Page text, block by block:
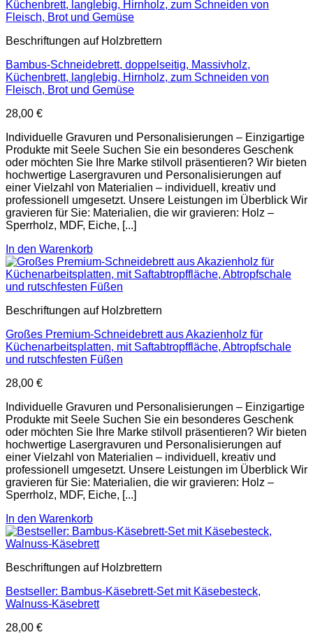
Beschriftungen auf Holzbrettern
Bambus-Schneidebrett, doppelseitig, Massivholz,
Küchenbrett, langlebig, Hirnholz, zum Schneiden von
Fleisch, Brot und Gemüse
28,00 €
Individuelle Gravuren und Personalisierungen – Einzigartige
Produkte mit Seele Suchen Sie ein besonderes Geschenk
oder möchten Sie Ihre Marke stilvoll präsentieren? Wir bieten
hochwertige Lasergravuren und Personalisierungen auf
einer Vielzahl von Materialien – individuell, kreativ und
professionell umgesetzt. Unsere Leistungen im Überblick Wir
gravieren für Sie: Materialien, die wir gravieren: Holz –
Sperrholz, MDF, Eiche, [...]
In den Warenkorb
Beschriftungen auf Holzbrettern
Großes Premium-Schneidebrett aus Akazienholz für
Küchenarbeitsplatten, mit Saftabtropffläche, Abtropfschale
und rutschfesten Füßen
28,00 €
Individuelle Gravuren und Personalisierungen – Einzigartige
Produkte mit Seele Suchen Sie ein besonderes Geschenk
oder möchten Sie Ihre Marke stilvoll präsentieren? Wir bieten
hochwertige Lasergravuren und Personalisierungen auf
einer Vielzahl von Materialien – individuell, kreativ und
professionell umgesetzt. Unsere Leistungen im Überblick Wir
gravieren für Sie: Materialien, die wir gravieren: Holz –
Sperrholz, MDF, Eiche, [...]
In den Warenkorb
Beschriftungen auf Holzbrettern
Bestseller: Bambus-Käsebrett-Set mit Käsebesteck,
Walnuss-Käsebrett
28,00 €